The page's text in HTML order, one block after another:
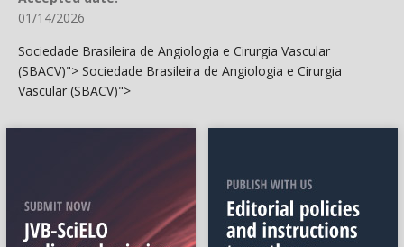
01/14/2026
Sociedade Brasileira de Angiologia e Cirurgia Vascular
(SBACV)"> Sociedade Brasileira de Angiologia e Cirurgia
Vascular (SBACV)">